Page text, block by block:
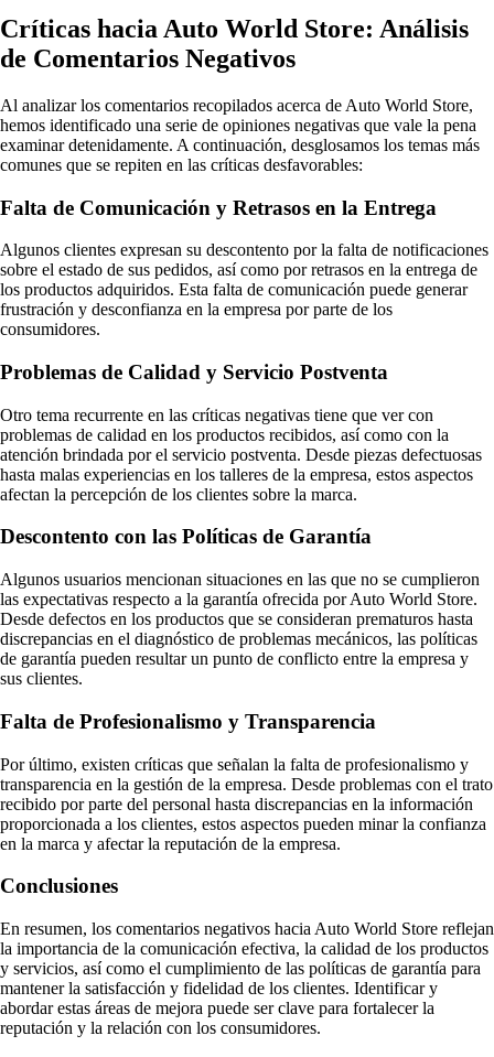
Críticas hacia Auto World Store: Análisis
de Comentarios Negativos
Al analizar los comentarios recopilados acerca de Auto World Store,
hemos identificado una serie de opiniones negativas que vale la pena
examinar detenidamente. A continuación, desglosamos los temas más
comunes que se repiten en las críticas desfavorables:
Falta de Comunicación y Retrasos en la Entrega
Algunos clientes expresan su descontento por la falta de notificaciones
sobre el estado de sus pedidos, así como por retrasos en la entrega de
los productos adquiridos. Esta falta de comunicación puede generar
frustración y desconfianza en la empresa por parte de los
consumidores.
Problemas de Calidad y Servicio Postventa
Otro tema recurrente en las críticas negativas tiene que ver con
problemas de calidad en los productos recibidos, así como con la
atención brindada por el servicio postventa. Desde piezas defectuosas
hasta malas experiencias en los talleres de la empresa, estos aspectos
afectan la percepción de los clientes sobre la marca.
Descontento con las Políticas de Garantía
Algunos usuarios mencionan situaciones en las que no se cumplieron
las expectativas respecto a la garantía ofrecida por Auto World Store.
Desde defectos en los productos que se consideran prematuros hasta
discrepancias en el diagnóstico de problemas mecánicos, las políticas
de garantía pueden resultar un punto de conflicto entre la empresa y
sus clientes.
Falta de Profesionalismo y Transparencia
Por último, existen críticas que señalan la falta de profesionalismo y
transparencia en la gestión de la empresa. Desde problemas con el trato
recibido por parte del personal hasta discrepancias en la información
proporcionada a los clientes, estos aspectos pueden minar la confianza
en la marca y afectar la reputación de la empresa.
Conclusiones
En resumen, los comentarios negativos hacia Auto World Store reflejan
la importancia de la comunicación efectiva, la calidad de los productos
y servicios, así como el cumplimiento de las políticas de garantía para
mantener la satisfacción y fidelidad de los clientes. Identificar y
abordar estas áreas de mejora puede ser clave para fortalecer la
reputación y la relación con los consumidores.